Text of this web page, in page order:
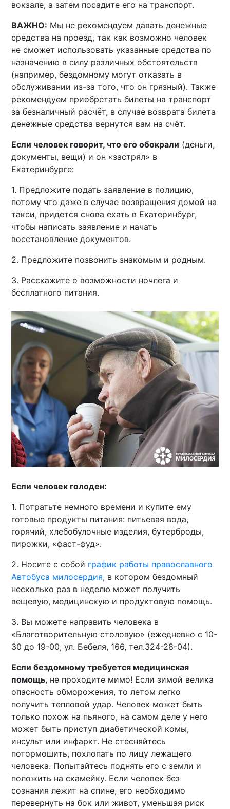
вокзале, а затем посадите его на транспорт.
ВАЖНО: Мы не рекомендуем давать денежные
средства на проезд, так как возможно человек
не сможет использовать указанные средства по
назначению в силу различных обстоятельств
(например, бездомному могут отказать в
обслуживании из-за того, что он грязный). Также
рекомендуем приобретать билеты на транспорт
за безналичный расчёт, в случае возврата билета
денежные средства вернутся вам на счёт.
Если человек говорит, что его обокрали (деньги,
документы, вещи) и он «застрял» в
Екатеринбурге:
1. Предложите подать заявление в полицию,
потому что даже в случае возвращения домой на
такси, придется снова ехать в Екатеринбург,
чтобы написать заявление и начать
восстановление документов.
2. Предложите позвонить знакомым и родным.
3. Расскажите о возможности ночлега и
бесплатного питания.
Если человек голоден:
1. Потратьте немного времени и купите ему
готовые продукты питания: питьевая вода,
горячий, хлебобулочные изделия, бутерброды,
пирожки, «фаст-фуд».
2. Носите с собой график работы православного
Автобуса милосердия, в котором бездомный
несколько раз в неделю может получить
вещевую, медицинскую и продуктовую помощь.
3. Вы можете направить человека в
«Благотворительную столовую» (ежедневно с 10-
30 до 19-00, ул. Бебеля, 166, тел.324-28-04).
Если бездомному требуется медицинская
помощь, не проходите мимо! Если зимой велика
опасность обморожения, то летом легко
получить тепловой удар. Человек может быть
только похож на пьяного, на самом деле у него
может быть приступ диабетической комы,
инсульт или инфаркт. Не стесняйтесь
потормошить, похлопать по лицу лежащего
человека. Попытайтесь поднять его с земли и
положить на скамейку. Если человек без
сознания лежит на спине, его необходимо
перевернуть на бок или живот, уменьшая риск